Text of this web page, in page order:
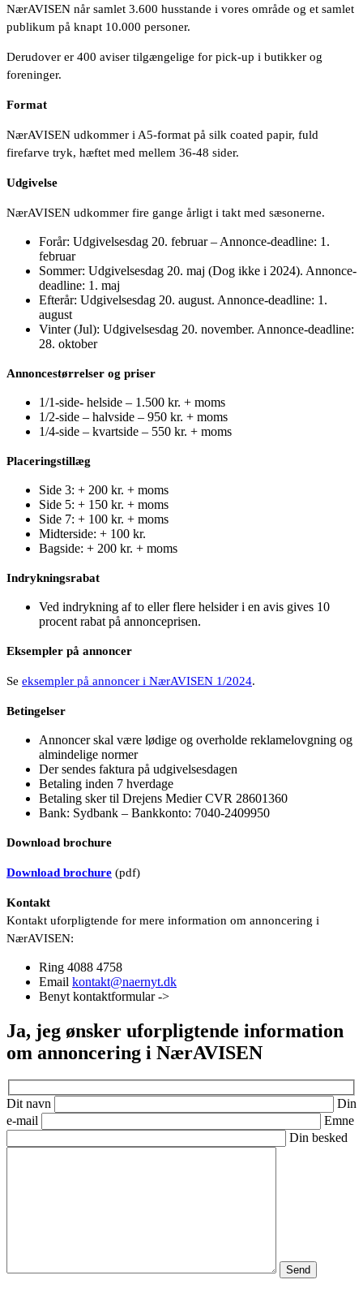
NærAVISEN når samlet 3.600 husstande i vores område og et samlet
publikum på knapt 10.000 personer.
Derudover er 400 aviser tilgængelige for pick-up i butikker og
foreninger.
Format
NærAVISEN udkommer i A5-format på silk coated papir, fuld
firefarve tryk, hæftet med mellem 36-48 sider.
Udgivelse
NærAVISEN udkommer fire gange årligt i takt med sæsonerne.
Forår: Udgivelsesdag 20. februar – Annonce-deadline: 1.
februar
Sommer: Udgivelsesdag 20. maj (Dog ikke i 2024). Annonce-
deadline: 1. maj
Efterår: Udgivelsesdag 20. august. Annonce-deadline: 1.
august
Vinter (Jul): Udgivelsesdag 20. november. Annonce-deadline:
28. oktober
Annoncestørrelser og priser
1/1-side- helside – 1.500 kr. + moms
1/2-side – halvside – 950 kr. + moms
1/4-side – kvartside – 550 kr. + moms
Placeringstillæg
Side 3: + 200 kr. + moms
Side 5: + 150 kr. + moms
Side 7: + 100 kr. + moms
Midterside: + 100 kr.
Bagside: + 200 kr. + moms
Indrykningsrabat
Ved indrykning af to eller flere helsider i en avis gives 10
procent rabat på annonceprisen.
Eksempler på annoncer
Se eksempler på annoncer i NærAVISEN 1/2024.
Betingelser
Annoncer skal være lødige og overholde reklamelovgning og
almindelige normer
Der sendes faktura på udgivelsesdagen
Betaling inden 7 hverdage
Betaling sker til Drejens Medier CVR 28601360
Bank: Sydbank – Bankkonto: 7040-2409950
Download brochure
Download brochure (pdf)
Kontakt
Kontakt uforpligtende for mere information om annoncering i
NærAVISEN:
Ring 4088 4758
Email kontakt@naernyt.dk
Benyt kontaktformular ->
Ja, jeg ønsker uforpligtende information
om annoncering i NærAVISEN
Dit navn
Din
e-mail
Emne
Din besked